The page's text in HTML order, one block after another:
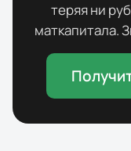
теряя ни
маткапитала.